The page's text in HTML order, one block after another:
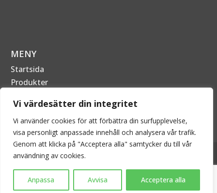
Vi värdesätter din integritet
Vi använder cookies för att förbättra din surfupplevelse,
visa personligt anpassade innehåll och analysera vår trafik.
Genom att klicka på "Acceptera alla" samtycker du till vår
användning av cookies.
Anpassa Avvisa Acceptera alla
MENY
Startsida
Produkter
Kontakta oss
2026 © EPECON AB - Alla rättigheter förbehållna. Kopiering